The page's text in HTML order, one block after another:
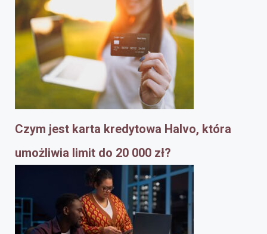
Czym jest karta kredytowa Halvo, która
umożliwia limit do 20 000 zł?